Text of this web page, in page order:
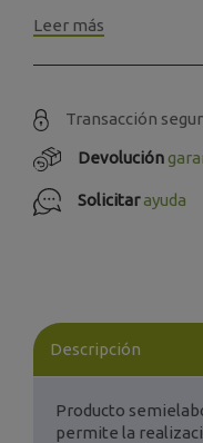
Leer más
Transacción
Devolución
Solicitarayuda
Descripción
Producto
permite la